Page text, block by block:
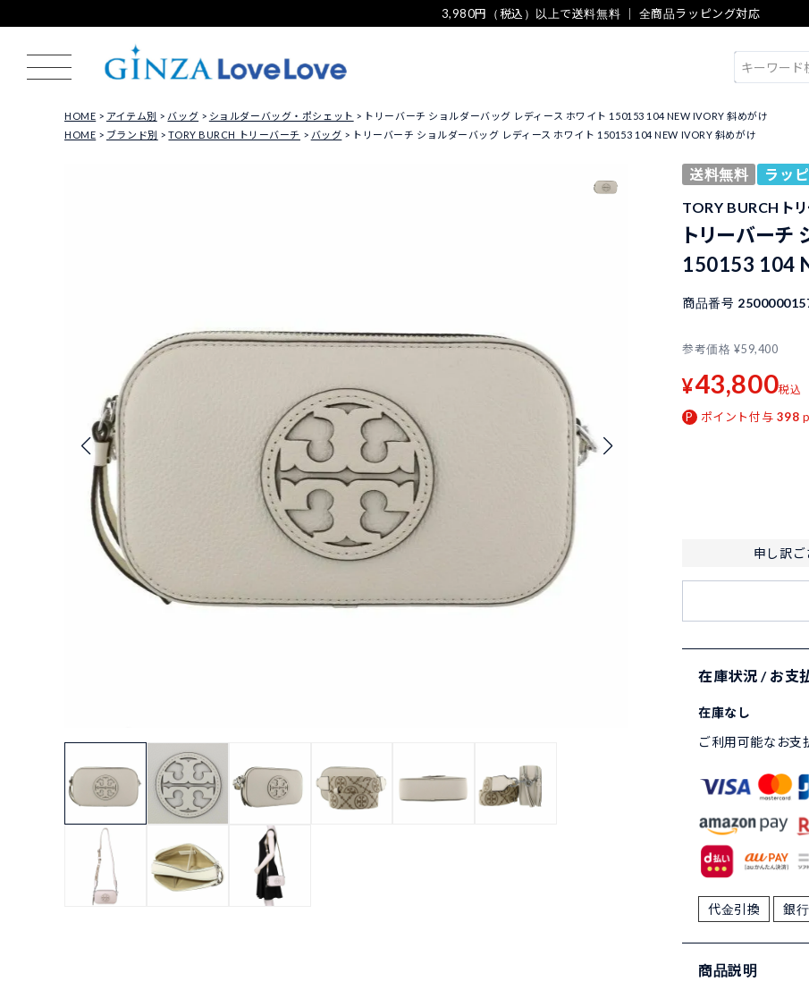
3,980円（税込）以上で送料無料 ｜ 全商品ラッピング対応
HOME アイテム別 バッグ ショルダーバッグ・ポシェット
トリーバーチ ショルダーバッグ レディース ホワイト 150153 104 NEW IVORY 斜めがけ
HOME
ブランド別 TORY BURCH トリーバーチ バッグ トリーバーチ ショルダーバッグ レディース ホワイト 150153 104 NEW IVORY 斜めがけ
送料無料
ラッ
TORY BURCH ト
トリーバーチ
150153 104
商品番号
参考価格 ¥59,400
¥43,800税込
ポイント付与 398
申し訳ご
在庫状況 / お支
在庫なし
ご利用可能なお支
代金引換 銀
商品説明